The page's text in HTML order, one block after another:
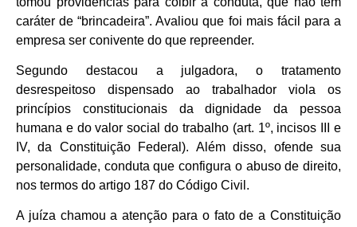
caráter de “brincadeira”. Avaliou que foi mais fácil para a
empresa ser conivente do que repreender.
Segundo destacou a julgadora, o tratamento
desrespeitoso dispensado ao trabalhador viola os
princípios constitucionais da dignidade da pessoa
humana e do valor social do trabalho (art. 1º, incisos III e
IV, da Constituição Federal). Além disso, ofende sua
personalidade, conduta que configura o abuso de direito,
nos termos do artigo 187 do Código Civil.
A juíza chamou a atenção para o fato de a Constituição